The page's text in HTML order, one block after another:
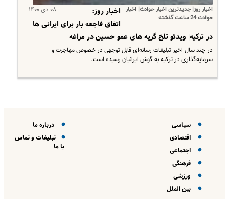
اخبار روز| جدیدترین اخبار حوادث| اخبار
حوادث 24 ساعت گذشته
۰۸ دی ۱۴۰۰
اخبار روز:
اتفاق فاجعه بار برای ایرانی ها
در ترکیه| ویدئو تلخ گریه های عمو حسین در مراغه
در چند سال اخیر تبلیغات رسانه‌ای قابل توجهی در خصوص مهاجرت و
سرمایه‌گذاری در ترکیه به گوش ایرانیان رسیده است.
سیاسی
اقتصادی
اجتماعی
فرهنگی
ورزشی
بین الملل
درباره ما
تبلیغات و تماس
با ما